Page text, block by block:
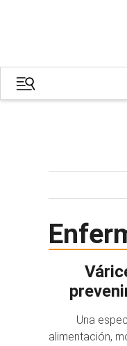
Una
alimentación,